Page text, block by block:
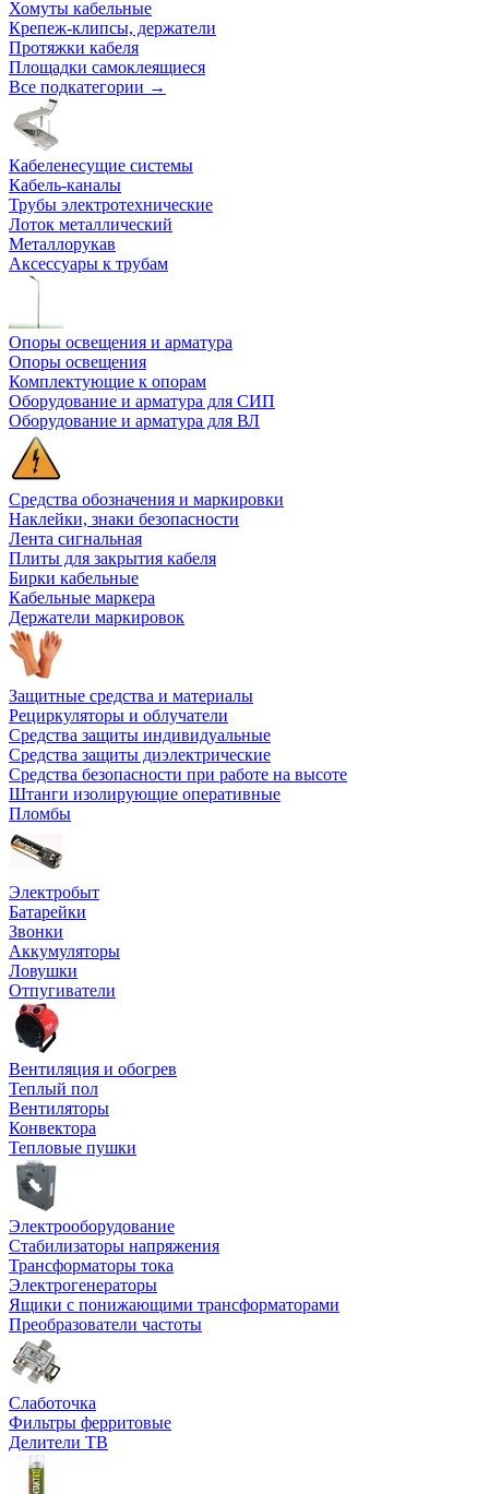
Хомуты кабельные
Крепеж-клипсы, держатели
Протяжки кабеля
Площадки самоклеящиеся
Все подкатегории →
Кабеленесущие системы
Кабель-каналы
Трубы электротехнические
Лоток металлический
Металлорукав
Аксессуары к трубам
Опоры освещения и арматура
Опоры освещения
Комплектующие к опорам
Оборудование и арматура для СИП
Оборудование и арматура для ВЛ
Средства обозначения и маркировки
Наклейки, знаки безопасности
Лента сигнальная
Плиты для закрытия кабеля
Бирки кабельные
Кабельные маркера
Держатели маркировок
Защитные средства и материалы
Рециркуляторы и облучатели
Средства защиты индивидуальные
Средства защиты диэлектрические
Средства безопасности при работе на высоте
Штанги изолирующие оперативные
Пломбы
Электробыт
Батарейки
Звонки
Аккумуляторы
Ловушки
Отпугиватели
Вентиляция и обогрев
Теплый пол
Вентиляторы
Конвектора
Тепловые пушки
Электрооборудование
Стабилизаторы напряжения
Трансформаторы тока
Электрогенераторы
Ящики с понижающими трансформаторами
Преобразователи частоты
Слаботочка
Фильтры ферритовые
Делители ТВ